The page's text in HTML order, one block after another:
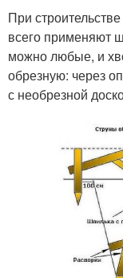
При
всего применяют
можно любые, и
обрезную: через
с необрезной